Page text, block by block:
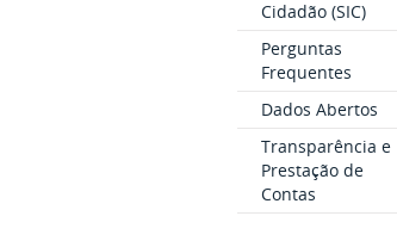
Cidadão (SIC)
Perguntas
Frequentes
Dados Abertos
Transparência e
Prestação de
Contas